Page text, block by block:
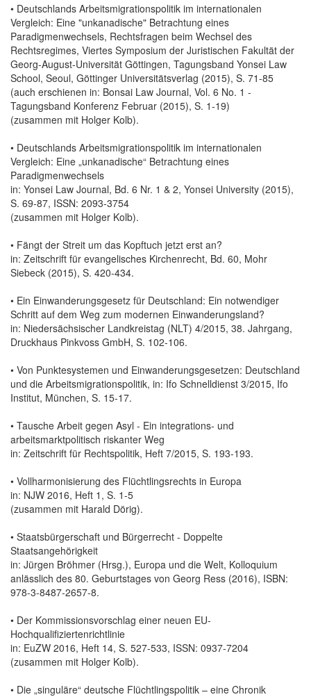
• Deutschlands Arbeitsmigrationspolitik im internationalen
Vergleich: Eine "unkanadische" Betrachtung eines
Paradigmenwechsels, Rechtsfragen beim Wechsel des
Rechtsregimes, Viertes Symposium der Juristischen Fakultät der
Georg-August-Universität Göttingen, Tagungsband Yonsei Law
School, Seoul, Göttinger Universitätsverlag (2015), S. 71-85
(auch erschienen in: Bonsai Law Journal, Vol. 6 No. 1 -
Tagungsband Konferenz Februar (2015), S. 1-19)
(zusammen mit Holger Kolb).
• Deutschlands Arbeitsmigrationspolitik im internationalen
Vergleich: Eine „unkanadische“ Betrachtung eines
Paradigmenwechsels
in: Yonsei Law Journal, Bd. 6 Nr. 1 & 2, Yonsei University (2015),
S. 69-87, ISSN: 2093-3754
(zusammen mit Holger Kolb).
• Fängt der Streit um das Kopftuch jetzt erst an?
in: Zeitschrift für evangelisches Kirchenrecht, Bd. 60, Mohr
Siebeck (2015), S. 420-434.
• Ein Einwanderungsgesetz für Deutschland: Ein notwendiger
Schritt auf dem Weg zum modernen Einwanderungsland?
in: Niedersächsischer Landkreistag (NLT) 4/2015, 38. Jahrgang,
Druckhaus Pinkvoss GmbH, S. 102-106.
• Von Punktesystemen und Einwanderungsgesetzen: Deutschland
und die Arbeitsmigrationspolitik, in: Ifo Schnelldienst 3/2015, Ifo
Institut, München, S. 15-17.
• Tausche Arbeit gegen Asyl - Ein integrations- und
arbeitsmarktpolitisch riskanter Weg
in: Zeitschrift für Rechtspolitik, Heft 7/2015, S. 193-193.
• Vollharmonisierung des Flüchtlingsrechts in Europa
in: NJW 2016, Heft 1, S. 1-5
(zusammen mit Harald Dörig).
• Staatsbürgerschaft und Bürgerrecht - Doppelte
Staatsangehörigkeit
in: Jürgen Bröhmer (Hrsg.), Europa und die Welt, Kolloquium
anlässlich des 80. Geburtstages von Georg Ress (2016), ISBN:
978-3-8487-2657-8.
• Der Kommissionsvorschlag einer neuen EU-
Hochqualifiziertenrichtlinie
in: EuZW 2016, Heft 14, S. 527-533, ISSN: 0937-7204
(zusammen mit Holger Kolb).
• Die „singuläre“ deutsche Flüchtlingspolitik – eine Chronik